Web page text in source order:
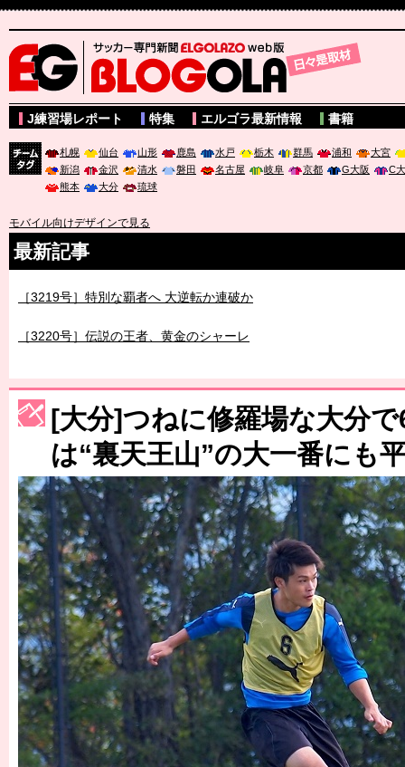
サッカー専門新聞ELGOLAZO web版 BLOGOLA
J練習場レポート 特集 エルゴラ最新情報 書籍
札幌 仙台 山形 鹿島 水戸 栃木 群馬 浦和
大宮
新潟
金沢 清水 磐田 名古屋 岐阜 京都 G大阪
C
熊本
大分 琉球
モバイル向けデザインで見る
最新記事
［3219号］特別な覇者へ 大逆転か連破か
［3230号］世界一への夢は終わらない
［3223号］一丸。日本出陣
［3222号］史上最大のW杯開幕 注目は「個」
[大分]つねに修羅場な大分
は“裏天王山”の大一番にも